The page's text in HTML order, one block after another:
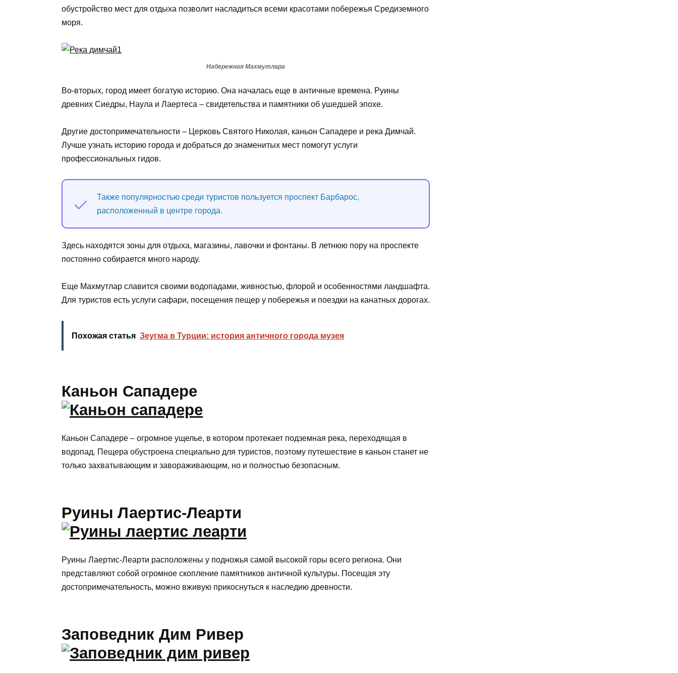
обустройство мест для отдыха позволит насладиться всеми красотами побережья Средиземного
моря.
Набережная Махмутлара
Во-вторых, город имеет богатую историю. Она началась еще в античные времена. Руины
древних Сиедры, Наула и Лаертеса – свидетельства и памятники об ушедшей эпохе.
Другие достопримечательности – Церковь Святого Николая, каньон Сападере и река Димчай.
Лучше узнать историю города и добраться до знаменитых мест помогут услуги
профессиональных гидов.
Также популярностью среди туристов пользуется проспект Барбарос,
расположенный в центре города.
Здесь находятся зоны для отдыха, магазины, лавочки и фонтаны. В летнюю пору на проспекте
постоянно собирается много народу.
Еще Махмутлар славится своими водопадами, живностью, флорой и особенностями ландшафта.
Для туристов есть услуги сафари, посещения пещер у побережья и поездки на канатных дорогах.
Похожая статья Зеугма в Турции: история античного города музея
Каньон Сападере
Каньон Сападере – огромное ущелье, в котором протекает подземная река, переходящая в
водопад. Пещера обустроена специально для туристов, поэтому путешествие в каньон станет не
только захватывающим и завораживающим, но и полностью безопасным.
Руины Лаертис-Леарти
Руины Лаертис-Леарти расположены у подножья самой высокой горы всего региона. Они
представляют собой огромное скопление памятников античной культуры. Посещая эту
достопримечательность, можно вживую прикоснуться к наследию древности.
Заповедник Дим Ривер